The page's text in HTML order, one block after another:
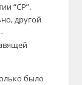
“СР”.
другой
было